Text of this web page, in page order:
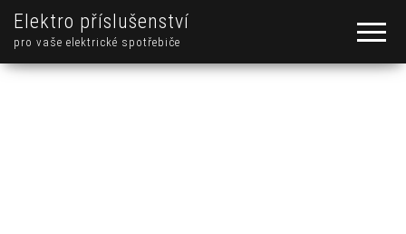
Elektro příslušenství
pro vaše elektrické spotřebiče